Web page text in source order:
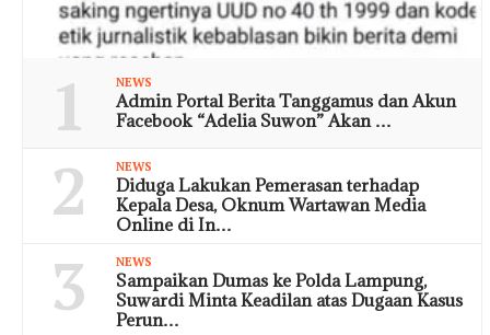
1 NEWS
Admin Portal Berita Tanggamus dan Akun
Facebook “Adelia Suwon” Akan …
2 NEWS
Diduga Lakukan Pemerasan terhadap
Kepala Desa, Oknum Wartawan Media
Online di In…
3 NEWS
Sampaikan Dumas ke Polda Lampung,
Suwardi Minta Keadilan atas Dugaan Kasus
Perun…